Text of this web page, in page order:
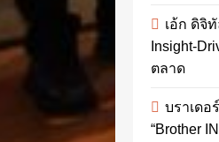
เอ้ก ดิจิ
Insight-
ตลาด
บราเด
“Brother